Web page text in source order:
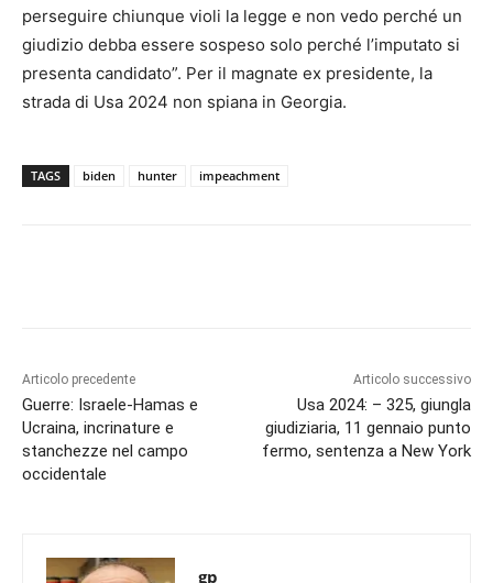
perseguire chiunque violi la legge e non vedo perché un
giudizio debba essere sospeso solo perché l’imputato si
presenta candidato”. Per il magnate ex presidente, la
strada di Usa 2024 non spiana in Georgia.
TAGS biden hunter impeachment
Articolo precedente
Guerre: Israele-Hamas e
Ucraina, incrinature e
stanchezze nel campo
occidentale
Articolo successivo
Usa 2024: – 325, giungla
giudiziaria, 11 gennaio punto
fermo, sentenza a New York
gp